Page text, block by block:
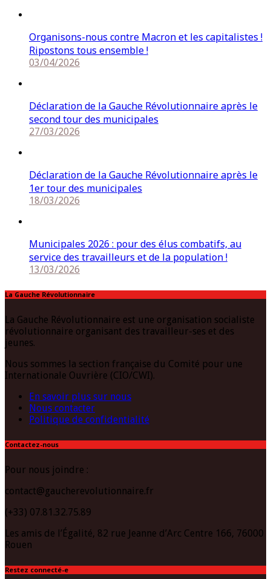
Organisons-nous contre Macron et les capitalistes !
Ripostons tous ensemble !
03/04/2026
Déclaration de la Gauche Révolutionnaire après le
second tour des municipales
27/03/2026
Déclaration de la Gauche Révolutionnaire après le
1er tour des municipales
18/03/2026
Municipales 2026 : pour des élus combatifs, au
service des travailleurs et de la population !
13/03/2026
La Gauche Révolutionnaire
La Gauche Révolutionnaire est une organisation socialiste
révolutionnaire organisant des travailleur-ses et des
jeunes.
Nous sommes la section française du Comité pour une
Internationale Ouvrière (CIO/CWI).
En savoir plus sur nous
Nous contacter
Politique de confidentialité
Contactez-nous
Pour nous joindre :
contact@gaucherevolutionnaire.fr
(+33) 07.81.32.75.89
Les amis de l’Égalité, 82 rue Jeanne d’Arc Centre 166, 76000
Rouen
Restez connecté-e